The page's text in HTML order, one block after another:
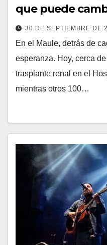
que puede
30 DE SEPTIEMBRE DE
En el Maule, detrás de
esperanza. Hoy, cerca
trasplante renal en el
mientras otros 100…